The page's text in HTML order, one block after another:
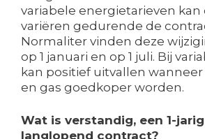
variabele energietarieven kan
variëren gedurende de
Normaliter vinden deze
op 1 januari en op 1 juli. Bij
kan positief uitvallen
en gas goedkoper worden.
Wat is verstandig, een 1-
langlopend contract?